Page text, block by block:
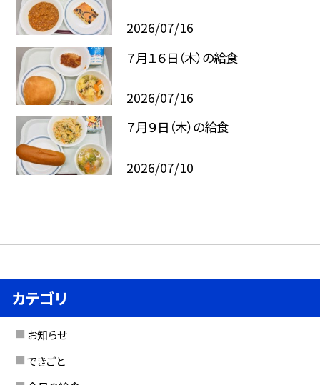
2026/07/16
７月１６日（木）の給食
2026/07/16
７月９日（木）の給食
2026/07/10
カテゴリ
お知らせ
できごと